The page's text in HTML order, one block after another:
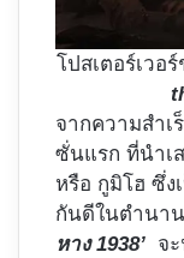
โปสเตอร์เวอ
จากความสำเ
ซั่นแรก ที่นำเส
หรือ กูมิโฮ ซึ่ง
กันดีในตำนา
หาง 1938’ จ